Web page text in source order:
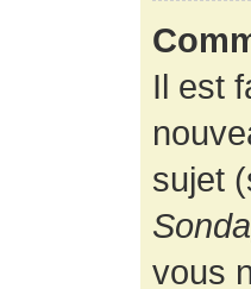
Il est
sujet
vous